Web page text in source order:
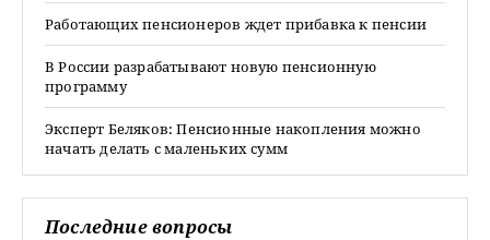
Работающих пенсионеров ждет прибавка к пенсии
В России разрабатывают новую пенсионную
программу
Эксперт Беляков: Пенсионные накопления можно
начать делать с маленьких сумм
Последние вопросы